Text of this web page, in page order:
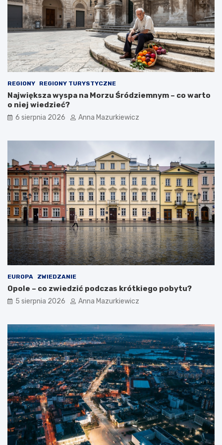
s
r
i
a
n
a
y
c
i
ą
c
i
e
r
ę
k
i
i
REGIONY REGIONY TURYSTYCZNE
Największa wyspa na Morzu Śródziemnym – co warto
o niej wiedzieć?
6 sierpnia 2026 Anna Mazurkiewicz
EUROPA ZWIEDZANIE
Opole – co zwiedzić podczas krótkiego pobytu?
5 sierpnia 2026 Anna Mazurkiewicz